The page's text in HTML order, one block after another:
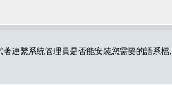
連繫系統管理員是否能安裝您需要的語系